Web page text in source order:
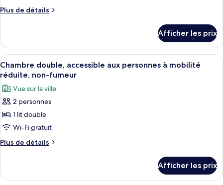
chambre :
lit
double,
non-
fumeur
Plus de détails
Plus
Chambre,
lit
double,
fumeur
Afficher les prix
Afficher
toutes
les
photos
pour
ce
type
de
double,
Une piscine entourée de chaises
11
Chambre double, accessible aux personnes à mobilité
réduite, non-fumeur
Vue sur la ville
2 personnes
1 lit double
Wi-Fi gratuit
Plus de détails
Plus
Chambre
Afficher les prix